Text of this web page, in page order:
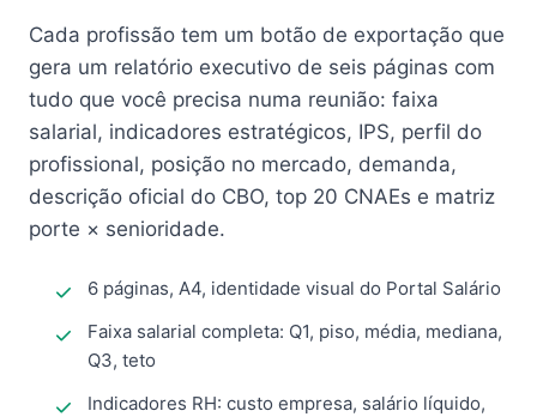
Cada profissão tem um botão de exportação que
gera um relatório executivo de seis páginas com
tudo que você precisa numa reunião: faixa
salarial, indicadores estratégicos, IPS, perfil do
profissional, posição no mercado, demanda,
descrição oficial do CBO, top 20 CNAEs e matriz
porte × senioridade.
6 páginas, A4, identidade visual do Portal Salário
Faixa salarial completa: Q1, piso, média, mediana,
Q3, teto
Indicadores RH: custo empresa, salário líquido,